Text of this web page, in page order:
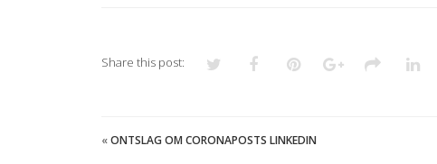
Share this post:
«ONTSLAG OM CORONAPOSTS LINKEDIN